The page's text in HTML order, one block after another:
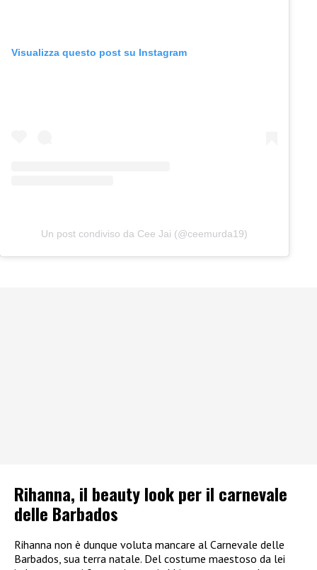
Visualizza questo post su Instagram
Un post condiviso da Cee Jai (@ceemurda19)
Rihanna, il beauty look per il carnevale
delle Barbados
Rihanna non è dunque voluta mancare al Carnevale delle
Barbados, sua terra natale. Del costume maestoso da lei